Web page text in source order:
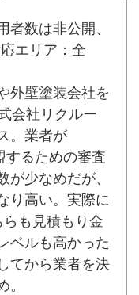
者数は非公開、
エリア：全
外壁塗装会社を
会社リクルー
。業者が
するための審査
少なめだが、
り高い。実際に
も見積もり金
ベルも高かった
てから業者を決